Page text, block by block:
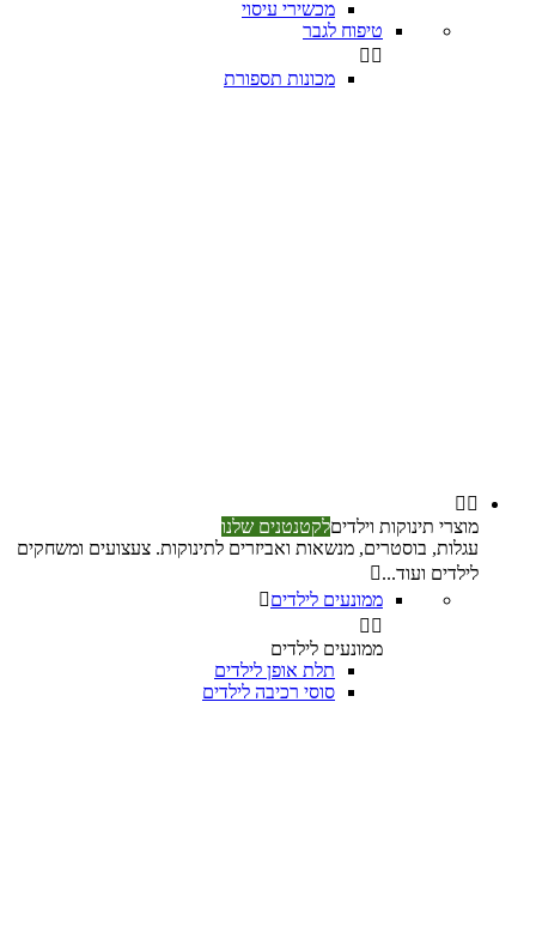
מכשירי עיסוי
טיפוח לגבר
 
מכונות תספורת
 
מוצרי תינוקות וילדיםלקטנטנים שלנו
עגלות, בוסטרים, מנשאות ואביזרים לתינוקות. צעצועים ומשחקים
לילדים ועוד...
ממונעים לילדים
 
ממונעים לילדים
תלת אופן לילדים
סוסי רכיבה לילדים